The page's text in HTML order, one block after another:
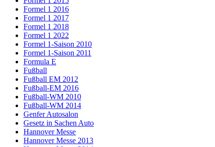
Formel 1 2016
Formel 1 2017
Formel 1 2018
Formel 1 2022
Formel 1-Saison 2010
Formel 1-Saison 2011
Formula E
Fußball
Fußball EM 2012
Fußball-EM 2016
Fußball-WM 2010
Fußball-WM 2014
Genfer Autosalon
Gesetz in Sachen Auto
Hannover Messe
Hannover Messe 2013